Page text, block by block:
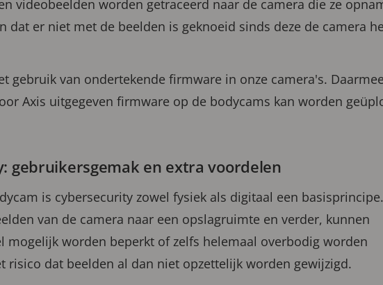
videobeelden worden getraceerd naar de camera die ze
dat er niet met de beelden is geknoeid sinds deze de camera
gebruik van ondertekende firmware in onze camera's. Daarmee
Axis uitgegeven firmware op de bodycams kan worden
gebruikersgemak en extra voordelen
is cybersecurity zowel fysiek als digitaal een basisprincipe.
van de camera naar een opslagruimte en verder, kunnen
mogelijk worden beperkt of zelfs helemaal overbodig worden
risico dat beelden al dan niet opzettelijk worden gewijzigd.